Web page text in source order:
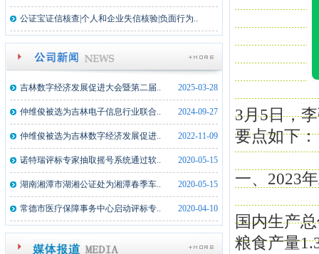
公证宝证信核查|个人和企业失信核验|负面行为..
吉林数字经济发展促进大会暨第二届.. 2025-03-28
仲维俊被选为吉林电子信息行业联合.. 2024-09-27
仲维俊被选为吉林数字经济发展促进.. 2022-11-09
诺特瑞评标专家抽取摇号系统通过软.. 2020-05-15
湖南湘潭市湖湘公证处为湘潭春季车.. 2020-05-15
常德市医疗保障事务中心启动评标专.. 2020-04-10
3月5日，
要点如下：
一、2023
国内生产
粮食产量